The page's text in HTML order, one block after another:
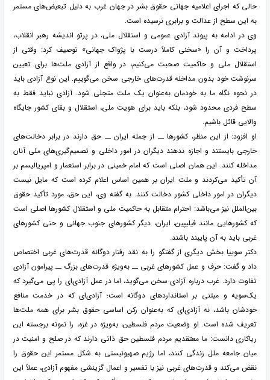
حالی که اجرای اعلامیه جهانی حقوق بشر در جهان غرب به دلیل تبعیض‌های مستمر
به این سطح از عدالت و برابری نرسیده است.
وی در ادامه به پیوند آزادی عمومی و استقلال ملی، در پرتو اندیشه رهبر انقلاب،
پرداخت و آن را «سخنی کاملاً درست با پژواک جهانی» توصیف کرد: وقتی از
استقلال ملی و حاکمیت صحبت می‌کنیم، در واقع از آزادی ملت‌ها برای تعیین
سرنوشت خود بدون مداخله قدرت‌های خارجی سخن می‌گوییم. این نوع آزادی باید
در نحوه نگاه ما به خودمان به‌عنوان یک ملت متجلی شود. آزادی نباید فقط به
سطح فردی محدود شود، بلکه باید برای هویت ملی، استقلال و بقای کشور جایگاه
والایی قائل باشیم.
او افزود: از این منظر، کشورها ــ از جمله ایران ــ حق دارند در برابر دخالت‌های
خارجی بایستند و اجازه ندهند دیگران در امور داخلی و تصمیم‌گیری‌های ملی آنان
مداخله کنند. این همان اصلی است که امام خمینی در برابر استعمار و امپریالیسم بر
آن تأکید می‌کردند و ملت ایران بر همین اساس اعلام کرده است که مایل نیست
دیگران در امور داخلی کشور دخالت کنند. به گفته وی، این حق، مورد تأکید حقوق
بین‌الملل نیز می‌باشد: احترام متقابل به حاکمیت ملی و استقلال کشورها اصلی است
که کشورهایی مانند فیلیپین، ایران، دیگر کشورهای جنوب جهانی و حتی کشورهای
غربی باید به آن پایبند باشند.
دکتر سوییا بخش دیگری از گفتگو را به نقد رفتار دوگانه قدرت‌های غربی اختصاص
داد و گفت: حرف و عمل کشورهای غربی ــ به‌ویژه قدرت‌های بزرگ ــ پیرامون آزادی
تفاوت دارد. غرب درباره آزادی سخن می‌گوید، اما در عمل آزادی‌ای را پی می‌گیرد که
یک‌سویه و مبتنی بر استانداردهای دوگانه است؛ آزادی‌ای که در خدمت منافع
خودشان باشد، نه آزادی‌ای که به‌عنوان رکن اساسی حقوق بشر برای همه ملت‌ها
تعریف شده است. او وضعیت مردم فلسطین، به‌ویژه در غزه، را نمونه برجسته این
ریاکاری دانست: ما معتقدیم مردم فلسطین حق ذاتی دارند که در صلح و امنیت در
میان جامعه ملل زندگی کنند، اما رژیم صهیونیستی به شکل مستمر این حقوق را
نقض می‌کند و قدرت‌های غربی نیز با تفسیر و اعمال گزینشی مفهوم آزادی، عملاً این